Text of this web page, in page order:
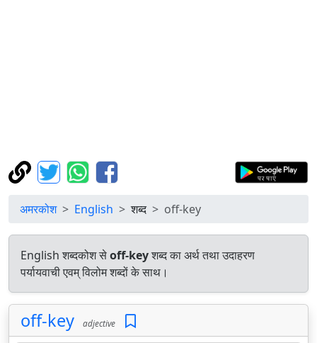
अमरकोश English शब्द off-key
English शब्दकोश सेoff-keyशब्द का अर्थ तथा उदाहरण
पर्यायवाची एवम् विलोम शब्दों के साथ।
off-key adjective